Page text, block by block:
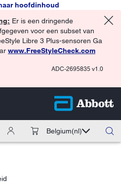
hoofdinhoud
Er is een dringende
voor een subset van
Libre 3 Plus-sensoren Ga
www.FreeStyleCheck.com
ADC-2695835 v1.0
Belgium(nl)